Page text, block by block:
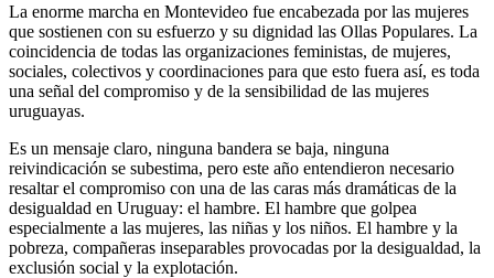
La enorme marcha en Montevideo fue encabezada por las mujeres
que sostienen con su esfuerzo y su dignidad las Ollas Populares. La
coincidencia de todas las organizaciones feministas, de mujeres,
sociales, colectivos y coordinaciones para que esto fuera así, es toda
una señal del compromiso y de la sensibilidad de las mujeres
uruguayas.
Es un mensaje claro, ninguna bandera se baja, ninguna
reivindicación se subestima, pero este año entendieron necesario
resaltar el compromiso con una de las caras más dramáticas de la
desigualdad en Uruguay: el hambre. El hambre que golpea
especialmente a las mujeres, las niñas y los niños. El hambre y la
pobreza, compañeras inseparables provocadas por la desigualdad, la
exclusión social y la explotación.